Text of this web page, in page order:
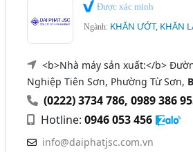
Được xác minh
Ngành: KHĂN ƯỚT, KHĂN
<b>Nhà máy sản xuất:</b>
Nghiệp Tiên Sơn, Phường Từ Sơn,
(0222) 3734 786,0989 386
Hotline:0946 053 456
info@daiphatjsc.com.vn